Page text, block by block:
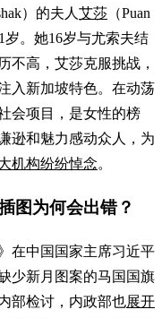
）的夫人 艾莎 （Puan
岁。她16岁与尤索夫结
不高，艾莎克服挑战，
入新加坡特色。在动荡
会项目，是女性的榜
逊和魅力感动众人，为
机构纷纷悼念。
图为何会出错？
在中国国家主席习近平
少新月图案的马国国旗
部检讨，内政部也展开